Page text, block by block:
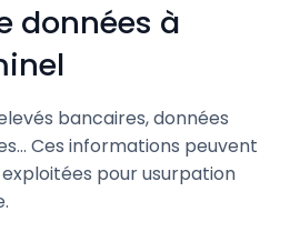
données à
bancaires, données
Ces informations peuvent
pour usurpation